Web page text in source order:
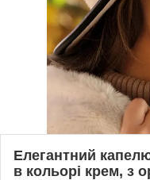
Елегантний
в кольорі крем, з